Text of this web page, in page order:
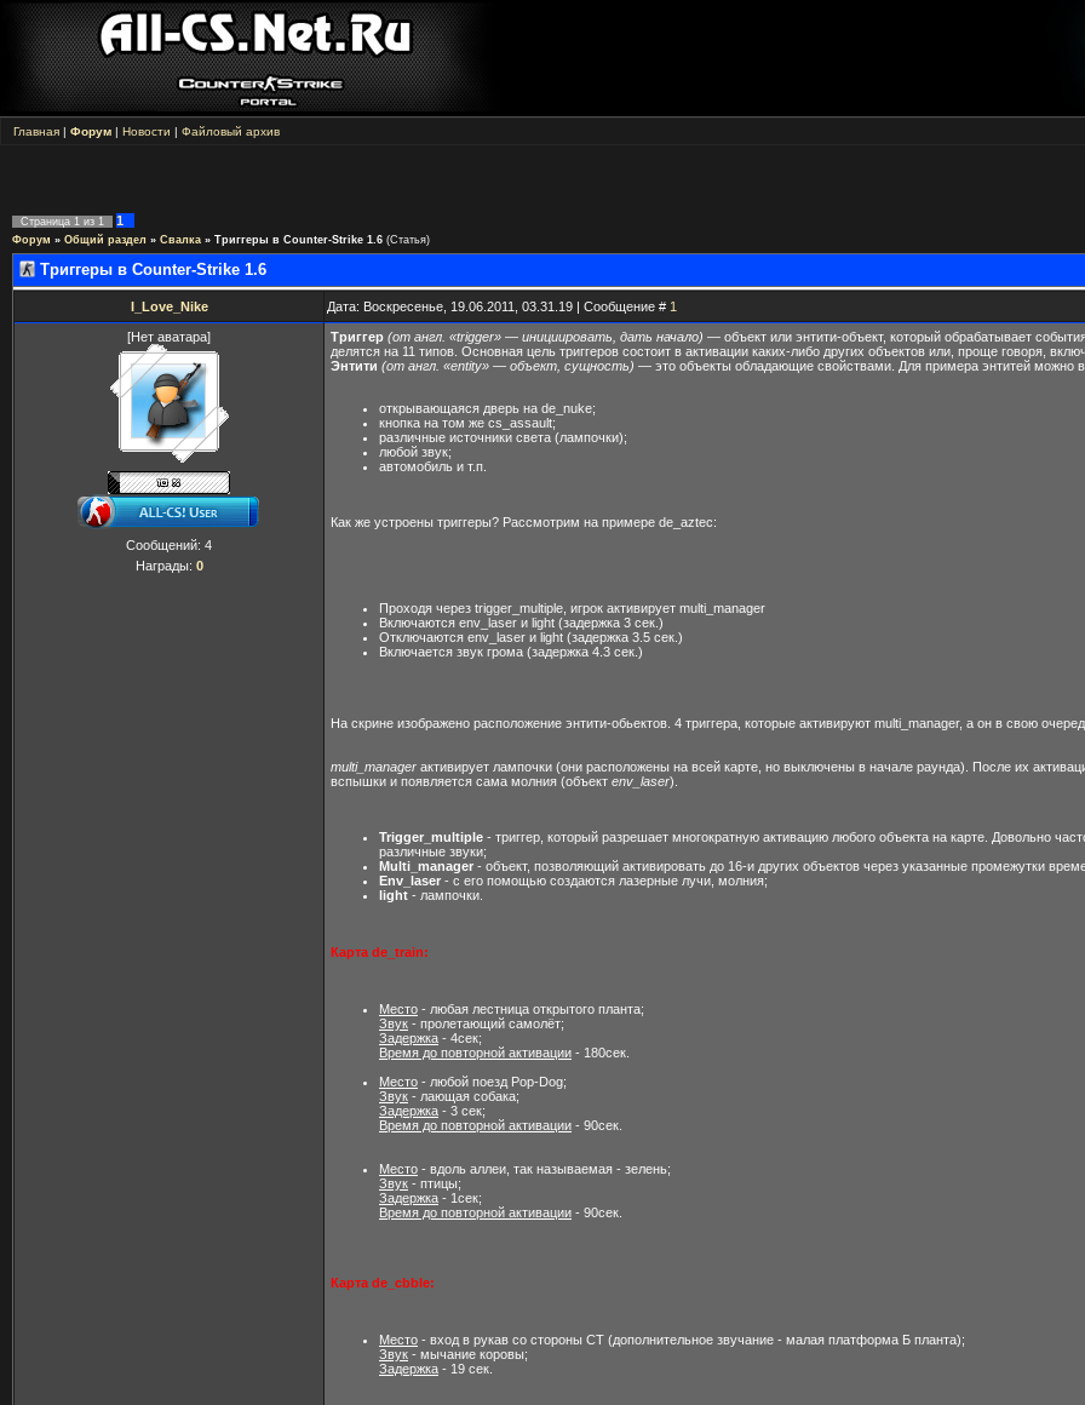
Главная | Форум | Новости | Файловый архив
Страница 1 из 1 1
Форум » Общий раздел » Свалка » Триггеры в Counter-Strike 1.6 (Статья)
Триггеры в Counter-Strike 1.6
I_Love_Nike Дата: Воскресенье, 19.06.2011, 03.31.19 | Сообщение # 1
[Нет аватара]
Сообщений: 4
Награды: 0
Триггер (от англ. «trigger» — инициировать, дать начало) — объект или энтити-объект, который обрабатывает
делятся на 11 типов. Основная цель триггеров состоит в активации каких-либо других объектов или, проще говоря,
Энтити (от англ. «entity» — объект, сущность) — это объекты обладающие свойствами. Для примера энтитей можно
открывающаяся дверь на de_nuke;
кнопка на том же cs_assault;
различные источники света (лампочки);
любой звук;
автомобиль и т.п.
Как же устроены триггеры? Рассмотрим на примере de_aztec:
Проходя через trigger_multiple, игрок активирует multi_manager
Включаются env_laser и light (задержка 3 сек.)
Отключаются env_laser и light (задержка 3.5 сек.)
Включается звук грома (задержка 4.3 сек.)
На скрине изображено расположение энтити-обьектов. 4 триггера, которые активируют multi_manager, а он в свою
multi_manager активирует лампочки (они расположены на всей карте, но выключены в начале раунда). После их
вспышки и появляется сама молния (объект env_laser).
Trigger_multiple - триггер, который разрешает многократную активацию любого объекта на карте. Довольно
различные звуки;
Multi_manager - объект, позволяющий активировать до 16-и других объектов через указанные промежутки
Env_laser - с его помощью создаются лазерные лучи, молния;
light - лампочки.
Карта de_train:
Место - любая лестница открытого планта;
Звук - пролетающий самолёт;
Задержка - 4сек;
Время до повторной активации - 180сек.
Место - любой поезд Pop-Dog;
Звук - лающая собака;
Задержка - 3 сек;
Время до повторной активации - 90сек.
Место - вдоль аллеи, так называемая - зелень;
Звук - птицы;
Задержка - 1сек;
Время до повторной активации - 90сек.
Карта de_cbble:
Место - вход в рукав со стороны CT (дополнительное звучание - малая платформа Б планта);
Звук - мычание коровы;
Задержка - 19 сек.